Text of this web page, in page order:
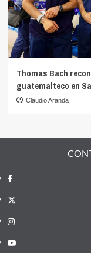
Thomas Bach
guatemalteco en
Claudio Aranda
Facebook
X
Instagram
YouTube